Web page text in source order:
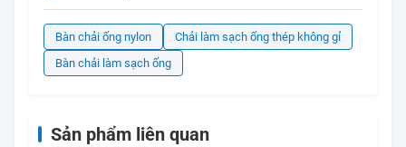
Bàn chải ống nylon
Chải làm sạch ống thép không gỉ
Bàn chải làm sạch ống
Sản phẩm liên quan